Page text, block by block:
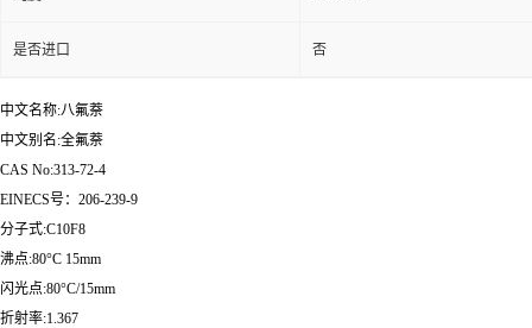
是否进口 否
中文名称:八氟萘
中文别名:全氟萘
CAS No:313-72-4
EINECS号：206-239-9
分子式:C10F8
沸点:80°C 15mm
闪光点:80°C/15mm
折射率:1.367